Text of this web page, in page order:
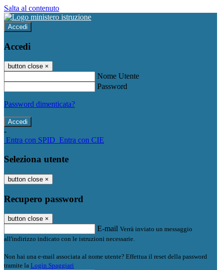
Salta al contenuto
Accedi
Accedi
button close ×
Nome Utente
Password
Password dimenticata?
-
Entra con SPID Entra con CIE
Seleziona utente
button close ×
Recupero password
button close ×
E-mail Verrà inviato un messaggio
all'indirizzo indicato con le istruzioni necessarie.
Non hai una e-mail associata al nome utente? Effettua il reset della password
tramite la Login Spaggiari